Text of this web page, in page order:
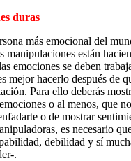
duras
más emocional del
manipulaciones están
emociones se deben
mejor hacerlo después de
Para ello deberás
o al menos, que
o de mostrar
es necesario
debilidad y sí
.